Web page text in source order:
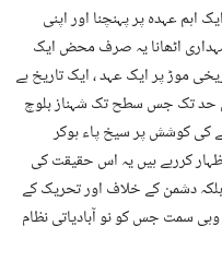
عہدہ پر پہنچنا اور اپنی
اٹھانا یہ صرف محض ایک
موڑ پر ایک عہد ، ایک تاریخ ہے
حد تک جس سطح تک شہناز بلوچ
کی کوشش پر سیخ پاء ہوکر
کررہے ہیں یہ اس حقیقت کی
دشمن کے خلاف اور تحریک کے
سمت جس کو نو آبادیاتی نظام